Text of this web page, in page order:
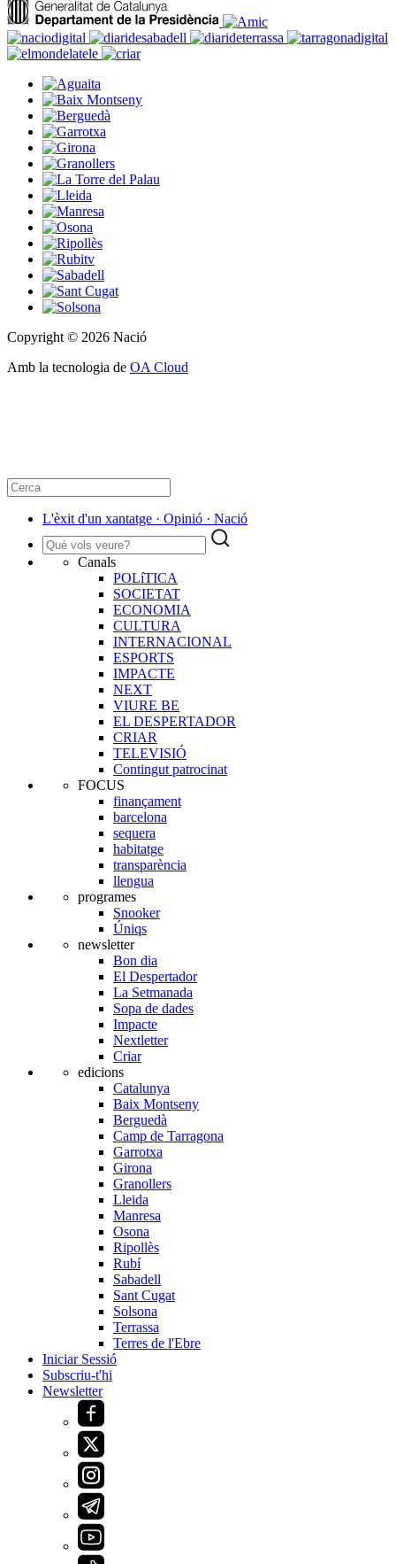
Copyright © 2026 Nació
Amb la tecnologia de OA Cloud
L'èxit d'un xantatge · Opinió · Nació
Canals
POLíTICA
SOCIETAT
ECONOMIA
CULTURA
INTERNACIONAL
ESPORTS
IMPACTE
NEXT
VIURE BE
EL DESPERTADOR
CRIAR
TELEVISIÓ
Contingut patrocinat
FOCUS
finançament
barcelona
sequera
habitatge
transparència
llengua
programes
Snooker
Úniqs
newsletter
Bon dia
El Despertador
La Setmanada
Sopa de dades
Impacte
Nextletter
Criar
edicions
Catalunya
Baix Montseny
Berguedà
Camp de Tarragona
Garrotxa
Girona
Granollers
Lleida
Manresa
Osona
Ripollès
Rubí
Sabadell
Sant Cugat
Solsona
Terrassa
Terres de l'Ebre
Iniciar Sessió
Subscriu-t'hi
Newsletter